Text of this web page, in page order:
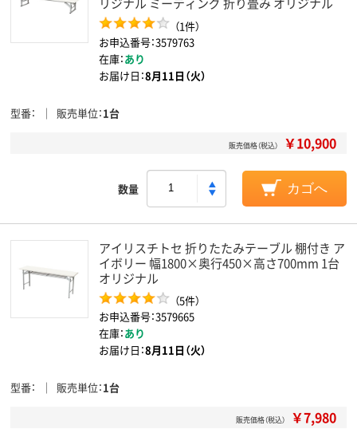
（1件）
お申込番号：3579763
在庫：あり
お届け日：8月11日（火）
型番 販売単位 1台
販売価格（税込） ￥10,900
数量 カゴへ
アイリスチトセ 折りたたみテーブル 棚付き ア
イボリー 幅1800×奥行450×高さ700mm 1台
オリジナル
（5件）
お申込番号：3579665
在庫：あり
お届け日：8月11日（火）
型番 販売単位 1台
販売価格（税込） ￥7,980